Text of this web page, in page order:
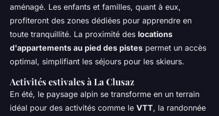
aménagé. Les enfants et familles, quant à eux,
profiteront des zones dédiées pour apprendre en
toute tranquillité. La proximité des locations
d'appartements au pied des pistes permet un accès
optimal, simplifiant les séjours pour les skieurs.
Activités estivales à La Clusaz
En été, le paysage alpin se transforme en un terrain
idéal pour des activités comme le VTT, la randonnée